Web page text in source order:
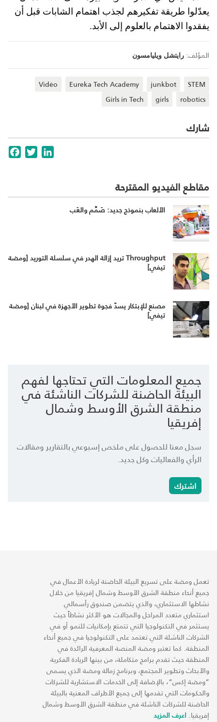
يفقدوا الاهتمام بالعلوم إلى الأبد.
المؤلف: رايتشل ويليامسون
STEM
junkbot
Eureka Tech Academy
Vidéo
robotics
girls
Girls in Tech
شارك
TwitterLinkedIn
مقاطع الفيديو المقترحة
الألعاب بنموذج جديد: صَمِّم والعَب
Throughput تريد إزالة الهدر في سلسلة التوريد [ومضة
تيفي]
مصنع للإبتكار يسدّ فجوة تطوير الأجهزة في لبنان [ومضة
تيفي]
جميع المعلومات التي تحتاجها لفهم
البيئة الحاضنة للشركات الناشئة في
منطقة الشرق الأوسط وشمال
إفريقيا
سجل معنا للحصول على ملخص إسبوعي بالتقارير ومقالات
الرأي والفعاليات وكل جديد.
اشترك
تعمل ومضة على تسريع البيئة الحاضنة لريادة الأعمال في
جميع أنحاء منطقة الشرق الأوسط وشمال إفريقيا من خلال
نشاطها الاستثماري، والذي يتضمن صندوق رأسمالي
استثماري متعدد المراحل والمجالات هو الأكثر نشاطاً حيث
يستثمر في التكنولوجيا التي تتمتع بإمكانيات للنمو أو في
الشركات الناشئة التي تعتمد على التكنولوجيا في جميع أنحاء
المنطقة. كما تعتبر ومضة المنصة المعرفية الرائدة في
المنطقة حيث تقدم برامج متكاملة، من بينها الريادة الفكرية
والأبحاث وتطوير المجتمع، وبرنامج زمالة ومضة الذي يسمى
“ومضة إكس“، بالإضافة إلى الخدمات الاستشارية للشركات
والحكومات التي تقدمها إلى جميع الأطراف المعنية بالبيئة
الحاضنة للشركات الناشئة في منطقة الشرق الأوسط وشمال
إفريقيا. اعرف المزيد